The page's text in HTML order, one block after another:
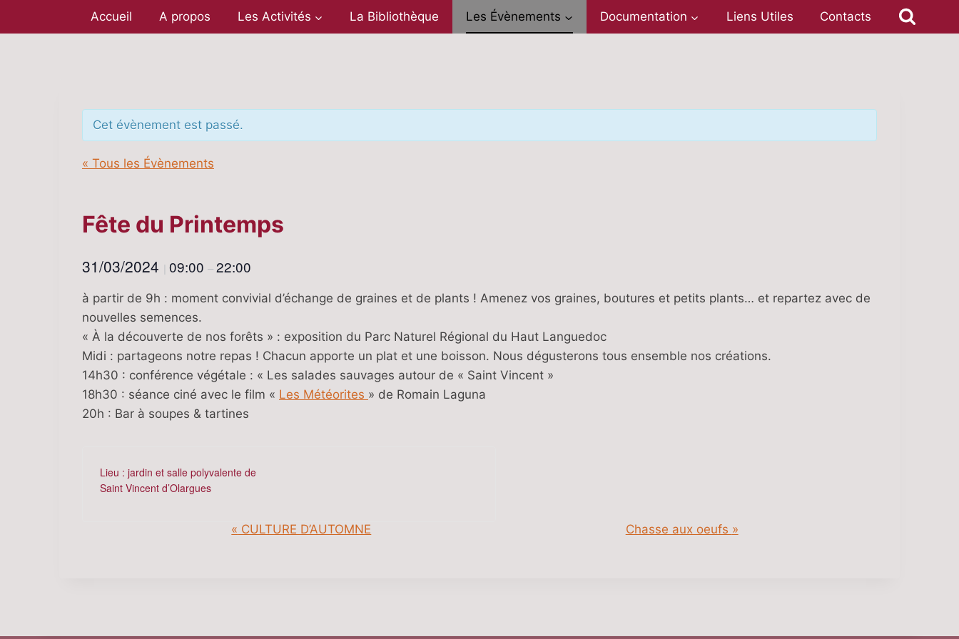
Accueil A propos Les Activités La Bibliothèque Les Évènements Documentation Liens Utiles Contacts
Cet évènement est passé.
« Tous les Évènements
Fête du Printemps
31/03/2024 | 09:00 –22:00
à partir de 9h : moment convivial d’échange de graines et de plants ! Amenez vos graines, boutures et petits plants… et repartez avec de
nouvelles semences.
« À la découverte de nos forêts » : exposition du Parc Naturel Régional du Haut Languedoc
Midi : partageons notre repas ! Chacun apporte un plat et une boisson. Nous dégusterons tous ensemble nos créations.
14h30 : conférence végétale : « Les salades sauvages autour de « Saint Vincent »
18h30 : séance ciné avec le film « Les Météorites » de Romain Laguna
20h : Bar à soupes & tartines
Lieu : jardin et salle polyvalente de
Saint Vincent d’Olargues
« CULTURE D’AUTOMNE Chasse aux oeufs »